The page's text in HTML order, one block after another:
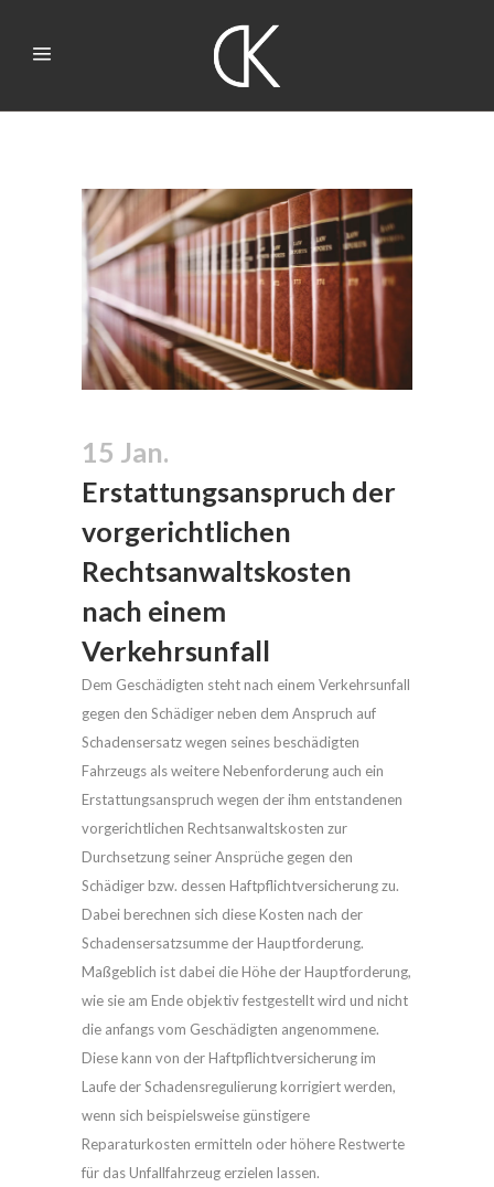
15 Jan.
Erstattungsanspruch der
vorgerichtlichen
Rechtsanwaltskosten
nach einem
Verkehrsunfall
Dem Geschädigten steht nach einem Verkehrsunfall
gegen den Schädiger neben dem Anspruch auf
Schadensersatz wegen seines beschädigten
Fahrzeugs als weitere Nebenforderung auch ein
Erstattungsanspruch wegen der ihm entstandenen
vorgerichtlichen Rechtsanwaltskosten zur
Durchsetzung seiner Ansprüche gegen den
Schädiger bzw. dessen Haftpflichtversicherung zu.
Dabei berechnen sich diese Kosten nach der
Schadensersatzsumme der Hauptforderung.
Maßgeblich ist dabei die Höhe der Hauptforderung,
wie sie am Ende objektiv festgestellt wird und nicht
die anfangs vom Geschädigten angenommene.
Diese kann von der Haftpflichtversicherung im
Laufe der Schadensregulierung korrigiert werden,
wenn sich beispielsweise günstigere
Reparaturkosten ermitteln oder höhere Restwerte
für das Unfallfahrzeug erzielen lassen.